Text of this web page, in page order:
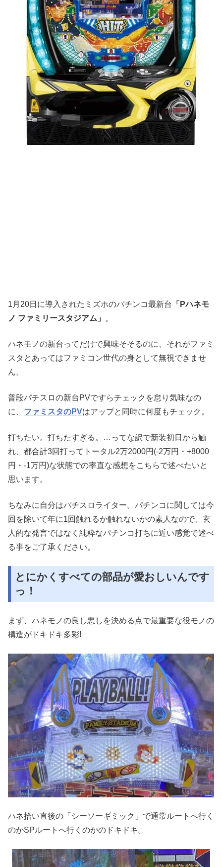
1月20日に導入されたミズホのパチンコ最新台
「Pハネモ
ノ ファミリースタジアム」
。
ハネモノの新台ってだけで興味そそるのに、それがファミ
スタとあってはファミコン世代の身として無視できませ
ん。
普段パチスロの新台PVですらチェックを怠り気味なの
に、 ファミスタのPVはアップと同時に何度もチェック。
打ちたい。打ちたすぎる。…ってな訳で新装初日から触
れ、都合計3回打ってトータル2万2000円(-2万円・+8000
円・-1万円)な状態での率直な感想をこちらで述べたいと
思います。
ちなみに自分はパチスロライター。パチンコに関しては今
回を除いて年に1回触れるか触れないかの素人なので、玄
人的な発言ではなく純粋なパチンコ打ちに近い感覚で述べ
る事をご了承ください。
とにかくすべての部品が愛おしいんです
っ！
まず、ハネモノの良し悪しを決める点で最重要な役モノの
構造がドキドキ多彩!
ハネ拾い直後の「シーソーギミック」で通常ルートへ行く
のかSPルートへ行くのかのドキドキ。